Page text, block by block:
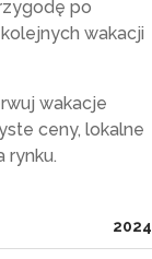
po
wakacji
wakacje
ceny, lokalne
rynku.
2024